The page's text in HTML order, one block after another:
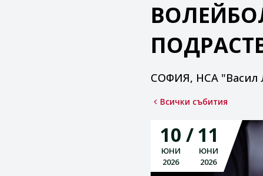
СОФИЯ, НСА "Васил
Всички събития
10
ЮНИ
2026
11
ЮНИ
2026